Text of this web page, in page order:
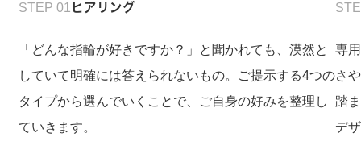
STEP 01 ヒアリング
「どんな指輪が好きですか？」と聞かれても、漠然と
していて明確には答えられないもの。ご提示する4つの
タイプから選んでいくことで、ご自身の好みを整理し
ていきます。
専
さ
踏
デ